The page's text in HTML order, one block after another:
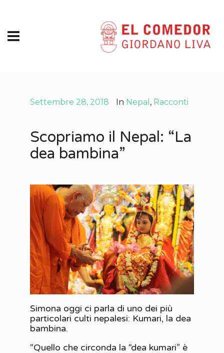
Settembre 28, 2018 In Nepal , Racconti
Scopriamo il Nepal: “La
dea bambina”
Simona oggi ci parla di uno dei più
particolari culti nepalesi: Kumari, la dea
bambina.
“Quello che circonda la “dea kumari” è